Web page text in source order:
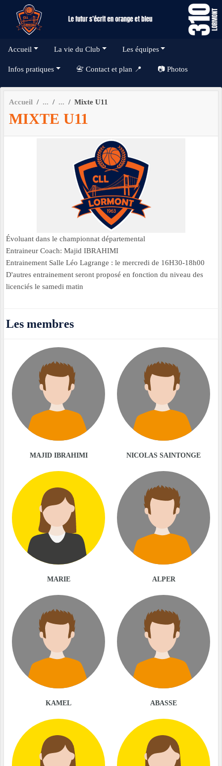
Accueil La vie du Club Les équipes
Infos pratiques 📇 Contact et plan 📍 📷 Photos
Accueil Mixte U11
MIXTE U11
Évoluant dans le championnat départemental
Entraineur Coach: Majid IBRAHIMI
Entrainement Salle Léo Lagrange : le mercredi de 16H30-18h00
D'autres entrainement seront proposé en fonction du niveau des
licenciés le samedi matin
Les membres
MAJID IBRAHIMI NICOLAS SAINTONGE
MARIE ALPER
KAMEL ABASSE
Panneau de gestion des cookies